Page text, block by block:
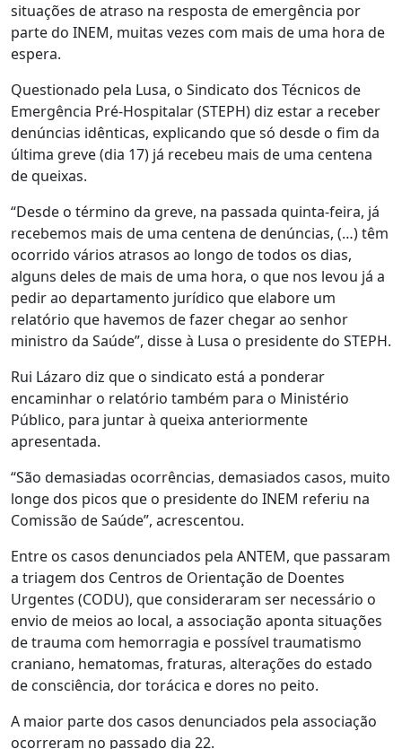
situações de atraso na resposta de emergência por
parte do INEM, muitas vezes com mais de uma hora de
espera.
Questionado pela Lusa, o Sindicato dos Técnicos de
Emergência Pré-Hospitalar (STEPH) diz estar a receber
denúncias idênticas, explicando que só desde o fim da
última greve (dia 17) já recebeu mais de uma centena
de queixas.
“Desde o término da greve, na passada quinta-feira, já
recebemos mais de uma centena de denúncias, (…) têm
ocorrido vários atrasos ao longo de todos os dias,
alguns deles de mais de uma hora, o que nos levou já a
pedir ao departamento jurídico que elabore um
relatório que havemos de fazer chegar ao senhor
ministro da Saúde”, disse à Lusa o presidente do STEPH.
Rui Lázaro diz que o sindicato está a ponderar
encaminhar o relatório também para o Ministério
Público, para juntar à queixa anteriormente
apresentada.
“São demasiadas ocorrências, demasiados casos, muito
longe dos picos que o presidente do INEM referiu na
Comissão de Saúde”, acrescentou.
Entre os casos denunciados pela ANTEM, que passaram
a triagem dos Centros de Orientação de Doentes
Urgentes (CODU), que consideraram ser necessário o
envio de meios ao local, a associação aponta situações
de trauma com hemorragia e possível traumatismo
craniano, hematomas, fraturas, alterações do estado
de consciência, dor torácica e dores no peito.
A maior parte dos casos denunciados pela associação
ocorreram no passado dia 22.